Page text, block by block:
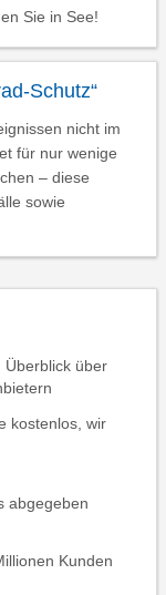
Sie in See!
Schutz“
nicht im
für nur wenige
– diese
sowie
Überblick über
kostenlos, wir
abgegeben
Kunden